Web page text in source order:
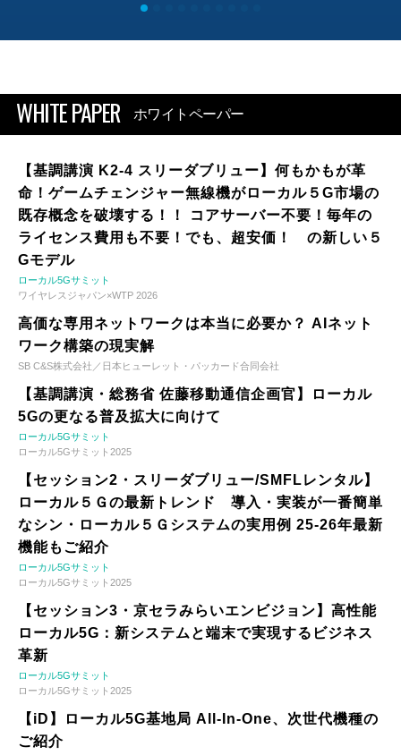
WHITE PAPER ホワイトペーパー
【基調講演 K2-4 スリーダブリュー】何もかもが革
命！ゲームチェンジャー無線機がローカル５G市場の
既存概念を破壊する！！ コアサーバー不要！毎年の
ライセンス費用も不要！でも、超安価！ の新しい５
Gモデル
ローカル5Gサミット
ワイヤレスジャパン×WTP 2026
高価な専用ネットワークは本当に必要か？ AIネット
ワーク構築の現実解
SB C&S株式会社／日本ヒューレット・パッカード合同会社
【基調講演・総務省 佐藤移動通信企画官】ローカル
5Gの更なる普及拡大に向けて
ローカル5Gサミット
ローカル5Gサミット2025
【セッション2・スリーダブリュー/SMFLレンタル】
ローカル５Ｇの最新トレンド 導入・実装が一番簡単
なシン・ローカル５Ｇシステムの実用例 25-26年最新
機能もご紹介
ローカル5Gサミット
ローカル5Gサミット2025
【セッション3・京セラみらいエンビジョン】高性能
ローカル5G：新システムと端末で実現するビジネス
革新
ローカル5Gサミット
ローカル5Gサミット2025
【iD】ローカル5G基地局 All-In-One、次世代機種の
ご紹介